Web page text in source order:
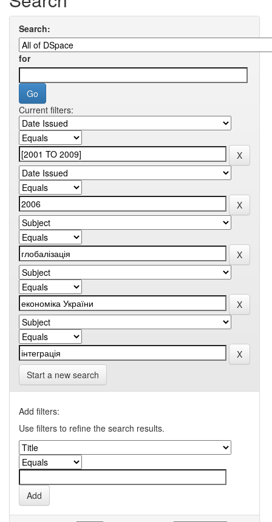
Search:
for
Current filters:
Start a new search
Add filters:
Use filters to refine the search results.